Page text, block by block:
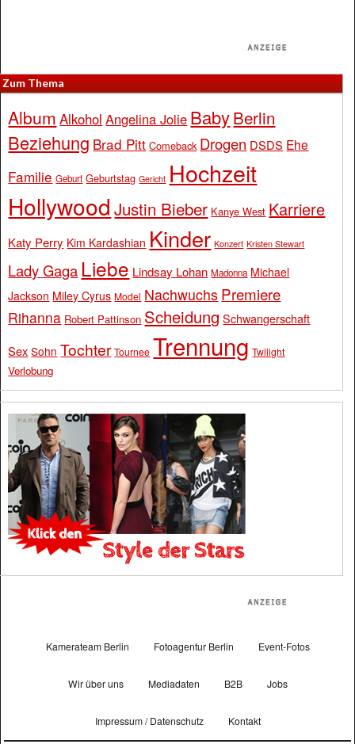
Zum Thema
Album Alkohol Angelina Jolie BabyBerlin
Beziehung Brad Pitt Comeback Drogen DSDS Ehe
Familie Geburt Geburtstag Gericht Hochzeit
Hollywood Justin Bieber Kanye West Karriere
Katy Perry Kim Kardashian Kinder Konzert Kristen Stewart
Lady Gaga Liebe Lindsay Lohan Madonna Michael
Jackson Miley Cyrus Model Nachwuchs Premiere
Rihanna Robert Pattinson Scheidung Schwangerschaft
Sex Sohn Tochter Tournee Trennung Twilight
Verlobung
Kamerateam Berlin Fotoagentur Berlin Event-Fotos
Wir über uns Mediadaten B2B Jobs
Impressum / Datenschutz Kontakt